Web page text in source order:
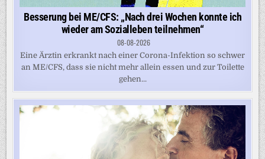
Besserung bei ME/CFS: „Nach drei Wochen konnte ich
wieder am Sozialleben teilnehmen“
08-08-2026
Eine Ärztin erkrankt nach einer Corona-Infektion so schwer
an ME/CFS, dass sie nicht mehr allein essen und zur Toilette
gehen...